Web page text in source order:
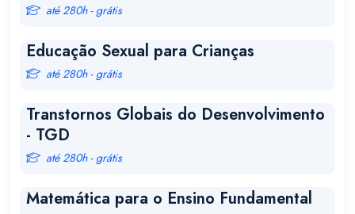
até 280h - grátis
Educação Sexual para Crianças
até 280h - grátis
Transtornos Globais do Desenvolvimento
- TGD
até 280h - grátis
Matemática para o Ensino Fundamental